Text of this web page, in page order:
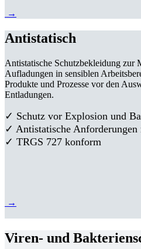
→
Antistatisch
Antistatische Schutzbekleidung zur
Aufladungen in sensiblen
Produkte und Prozesse vor den
Entladungen.
✓ Schutz vor Explosion und
✓ Antistatische Anforderungen
✓ TRGS 727 konform
→
Viren- und